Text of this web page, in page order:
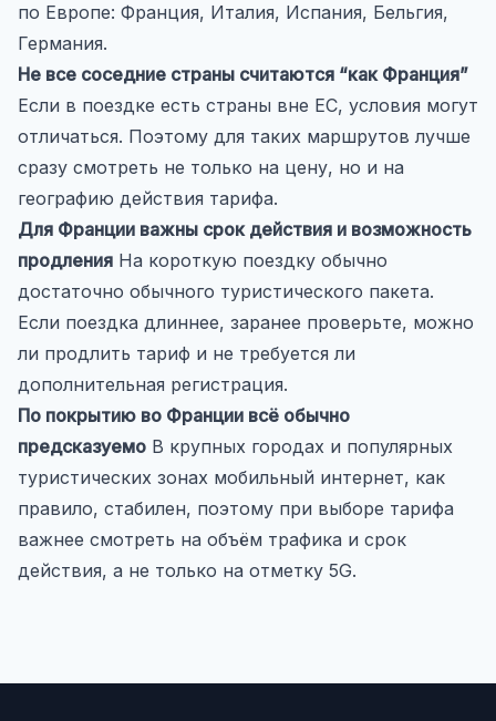
по Европе: Франция, Италия, Испания, Бельгия,
Германия.
Не все соседние страны считаются “как Франция”
Если в поездке есть страны вне ЕС, условия могут
отличаться. Поэтому для таких маршрутов лучше
сразу смотреть не только на цену, но и на
географию действия тарифа.
Для Франции важны срок действия и возможность
продления На короткую поездку обычно
достаточно обычного туристического пакета.
Если поездка длиннее, заранее проверьте, можно
ли продлить тариф и не требуется ли
дополнительная регистрация.
По покрытию во Франции всё обычно
предсказуемо В крупных городах и популярных
туристических зонах мобильный интернет, как
правило, стабилен, поэтому при выборе тарифа
важнее смотреть на объём трафика и срок
действия, а не только на отметку 5G.